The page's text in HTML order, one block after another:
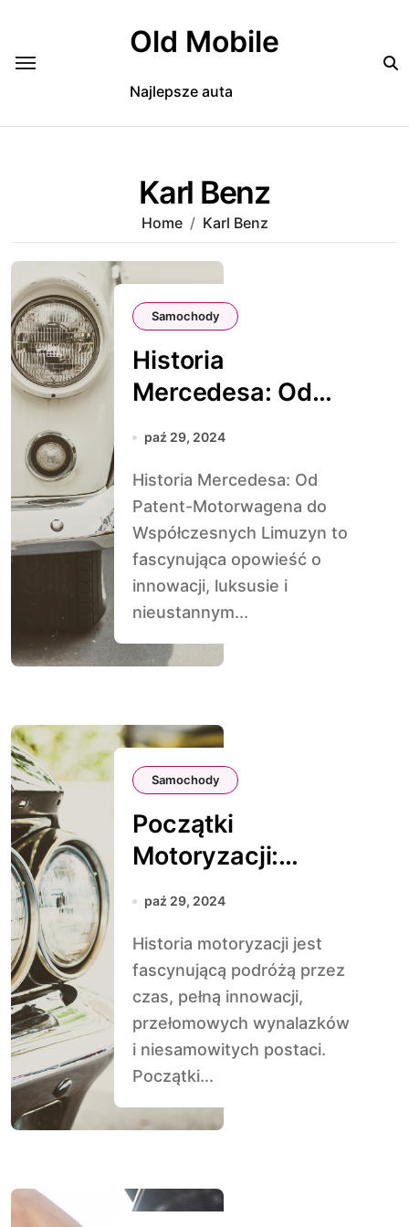
Old Mobile
Najlepsze auta
Karl Benz
Home Karl Benz
Samochody
Historia
Mercedesa: Od
Patent-
Współczesnych
Limuzyn
paź 29, 2024
Historia Mercedesa: Od
Patent-Motorwagena do
Współczesnych Limuzyn to
fascynująca opowieść o
innowacji, luksusie i
nieustannym...
Samochody
Początki
Motoryzacji:
Pierwsze
Benzynowe
paź 29, 2024
Historia motoryzacji jest
fascynującą podróżą przez
czas, pełną innowacji,
przełomowych wynalazków
i niesamowitych postaci.
Początki...